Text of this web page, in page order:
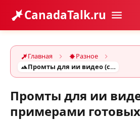
CanadaTalk.ru
Главная
Разное
Промты для ии видео (с примерами готовых промтов)
Промты для ии
примерами